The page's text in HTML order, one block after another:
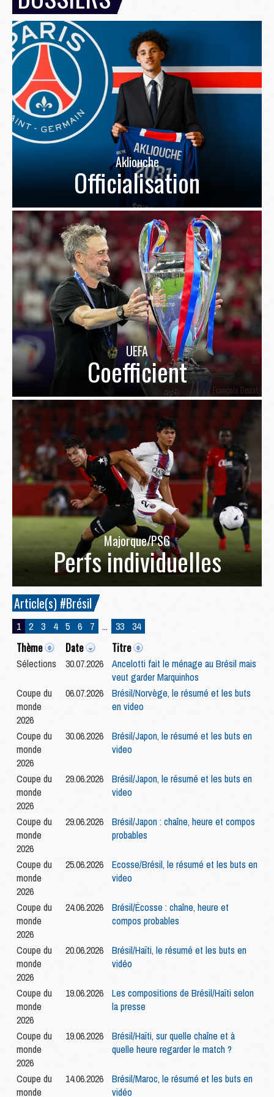
Akliouche
Officialisation
UEFA
Coefficient
Majorque/PSG
Perfs individuelles
Article(s) #Brésil
1 2 3 4 5 6 7 ... 33 34
Thème Date Titre
Sélections 30.07.2026
Ancelotti fait le ménage au Brésil mais
veut garder Marquinhos
Coupe du
monde
2026
06.07.2026
Brésil/Norvège, le résumé et les buts
en video
Coupe du
monde
2026
30.06.2026
Brésil/Japon, le résumé et les buts en
video
Coupe du
monde
2026
29.06.2026
Brésil/Japon, le résumé et les buts en
video
Coupe du
monde
2026
29.06.2026
Brésil/Japon : chaîne, heure et compos
probables
Coupe du
monde
2026
25.06.2026
Ecosse/Brésil, le résumé et les buts en
video
Coupe du
monde
2026
24.06.2026
Brésil/Écosse : chaîne, heure et
compos probables
Coupe du
monde
2026
20.06.2026
Brésil/Haïti, le résumé et les buts en
vidéo
Coupe du
monde
2026
19.06.2026
Les compositions de Brésil/Haïti selon
la presse
Coupe du
monde
2026
19.06.2026
Brésil/Haïti, sur quelle chaîne et à
quelle heure regarder le match ?
Coupe du
monde
14.06.2026
Brésil/Maroc, le résumé et les buts en
vidéo